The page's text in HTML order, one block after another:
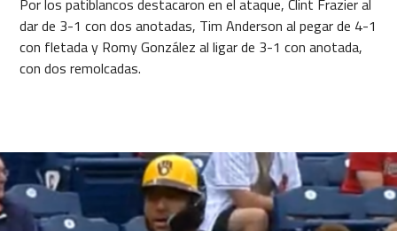
dar de 3-1 con dos anotadas, Tim Anderson al pegar de 4-1
con fletada y Romy González al ligar de 3-1 con anotada,
con dos remolcadas.